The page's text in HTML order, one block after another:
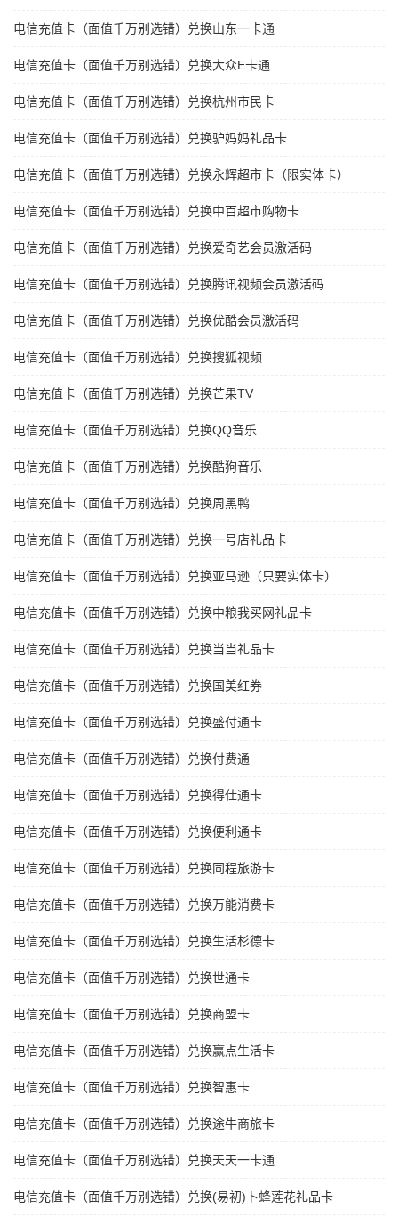
电信充值卡（面值千万别选错）兑换山东一卡通
电信充值卡（面值千万别选错）兑换大众E卡通
电信充值卡（面值千万别选错）兑换杭州市民卡
电信充值卡（面值千万别选错）兑换驴妈妈礼品卡
电信充值卡（面值千万别选错）兑换永辉超市卡（限实体卡）
电信充值卡（面值千万别选错）兑换中百超市购物卡
电信充值卡（面值千万别选错）兑换爱奇艺会员激活码
电信充值卡（面值千万别选错）兑换腾讯视频会员激活码
电信充值卡（面值千万别选错）兑换优酷会员激活码
电信充值卡（面值千万别选错）兑换搜狐视频
电信充值卡（面值千万别选错）兑换芒果TV
电信充值卡（面值千万别选错）兑换QQ音乐
电信充值卡（面值千万别选错）兑换酷狗音乐
电信充值卡（面值千万别选错）兑换周黑鸭
电信充值卡（面值千万别选错）兑换一号店礼品卡
电信充值卡（面值千万别选错）兑换亚马逊（只要实体卡）
电信充值卡（面值千万别选错）兑换中粮我买网礼品卡
电信充值卡（面值千万别选错）兑换当当礼品卡
电信充值卡（面值千万别选错）兑换国美红券
电信充值卡（面值千万别选错）兑换盛付通卡
电信充值卡（面值千万别选错）兑换付费通
电信充值卡（面值千万别选错）兑换得仕通卡
电信充值卡（面值千万别选错）兑换便利通卡
电信充值卡（面值千万别选错）兑换同程旅游卡
电信充值卡（面值千万别选错）兑换万能消费卡
电信充值卡（面值千万别选错）兑换生活杉德卡
电信充值卡（面值千万别选错）兑换世通卡
电信充值卡（面值千万别选错）兑换商盟卡
电信充值卡（面值千万别选错）兑换赢点生活卡
电信充值卡（面值千万别选错）兑换智惠卡
电信充值卡（面值千万别选错）兑换途牛商旅卡
电信充值卡（面值千万别选错）兑换天天一卡通
电信充值卡（面值千万别选错）兑换(易初)卜蜂莲花礼品卡